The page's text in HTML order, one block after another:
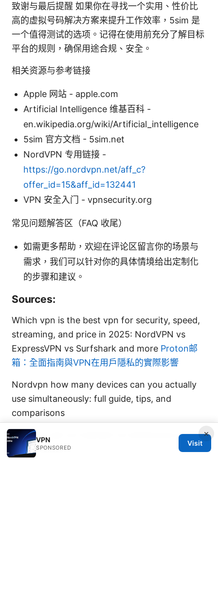
致谢与最后提醒 如果你在寻找一个实用、性价比
高的虚拟号码解决方案来提升工作效率，5sim 是
一个值得测试的选项。记得在使用前充分了解目标
平台的规则，确保用途合规、安全。
相关资源与参考链接
Apple 网站 - apple.com
Artificial Intelligence 维基百科 -
en.wikipedia.org/wiki/Artificial_intelligence
5sim 官方文档 - 5sim.net
NordVPN 专用链接 -
https://go.nordvpn.net/aff_c?
offer_id=15&aff_id=132441
VPN 安全入门 - vpnsecurity.org
常见问题解答区（FAQ 收尾）
如需更多帮助，欢迎在评论区留言你的场景与
需求，我们可以针对你的具体情境给出定制化
的步骤和建议。
Sources:
Which vpn is the best vpn for security, speed,
streaming, and price in 2025: NordVPN vs
ExpressVPN vs Surfshark and more Proton邮
箱：全面指南與VPN在用戶隱私的實際影響
Nordvpn how many devices can you actually
use simultaneously: full guide, tips, and
comparisons
Nordvpn est ce vraiment un antivirus la verite
enfin revelee
×
VPN
SPONSORED
Visit